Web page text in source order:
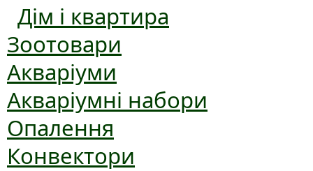
Дім і квартира
Зоотовари
Акваріуми
Акваріумні набори
Опалення
Конвектори